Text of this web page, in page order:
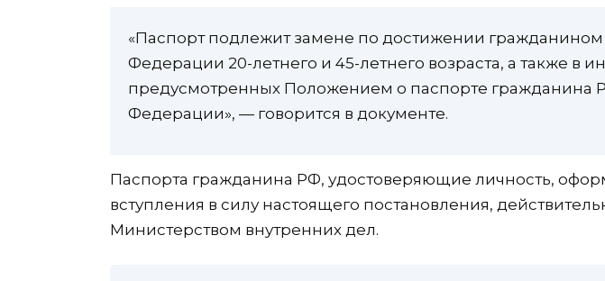
«Паспорт подлежит замене по достижении
Федерации 20-летнего и 45-летнего возраста, а также в
предусмотренных Положением о паспорте гражданина
Федерации», — говорится в документе.
Паспорта гражданина РФ, удостоверяющие личность,
вступления в силу настоящего постановления,
Министерством внутренних дел.